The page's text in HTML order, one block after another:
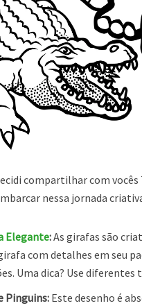
compartilhar com
nessa jornada
Elegante:As girafas são
com detalhes em seu
Uma dica? Use
Pinguins: Este desenho é